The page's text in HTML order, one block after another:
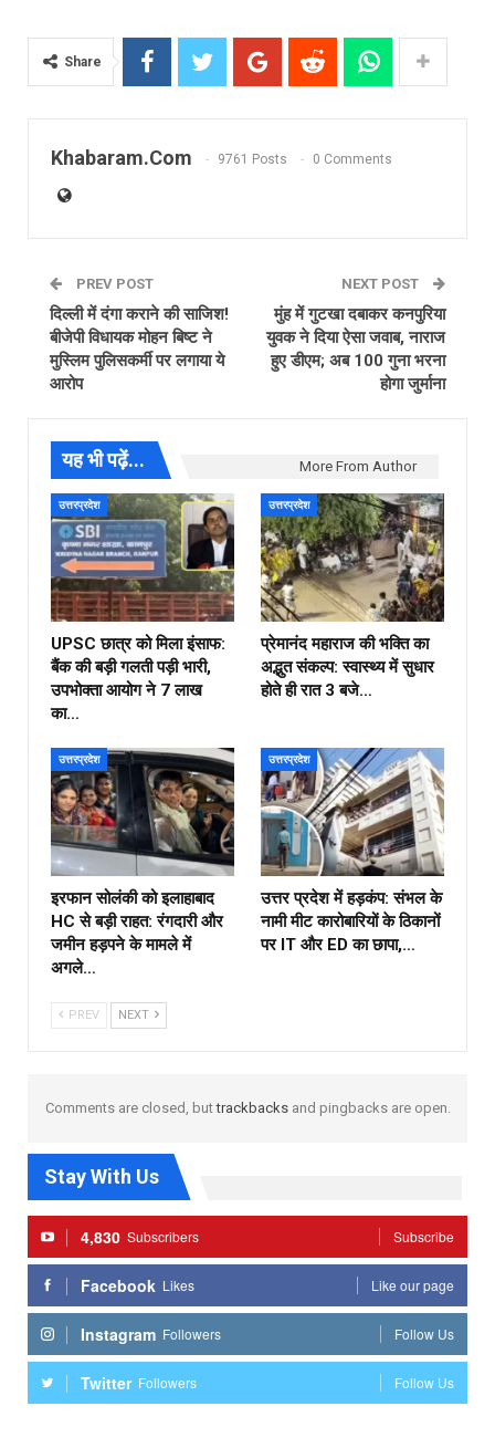
Share
Khabaram.Com 9761 Posts 0 Comments
PREV POST
दिल्ली में दंगा कराने की साजिश!
बीजेपी विधायक मोहन बिष्ट ने
मुस्लिम पुलिसकर्मी पर लगाया ये
आरोप
NEXT POST
मुंह में गुटखा दबाकर कनपुरिया
युवक ने दिया ऐसा जवाब, नाराज
हुए डीएम; अब 100 गुना भरना
होगा जुर्माना
यह भी पढ़ें... More From Author
उत्तरप्रदेश
UPSC छात्र को मिला इंसाफ:
बैंक की बड़ी गलती पड़ी भारी,
उपभोक्ता आयोग ने ₹7 लाख
का…
उत्तरप्रदेश
प्रेमानंद महाराज की भक्ति का
अद्भुत संकल्प: स्वास्थ्य में सुधार
होते ही रात 3 बजे…
उत्तरप्रदेश
इरफान सोलंकी को इलाहाबाद
HC से बड़ी राहत: रंगदारी और
जमीन हड़पने के मामले में
अगले…
उत्तरप्रदेश
उत्तर प्रदेश में हड़कंप: संभल के
नामी मीट कारोबारियों के ठिकानों
पर IT और ED का छापा,…
PREV NEXT
Comments are closed, buttrackbacksand pingbacks are open.
Stay With Us
4,830 Subscribers Subscribe
Facebook Likes Like our page
Instagram Followers Follow Us
Twitter Followers Follow Us